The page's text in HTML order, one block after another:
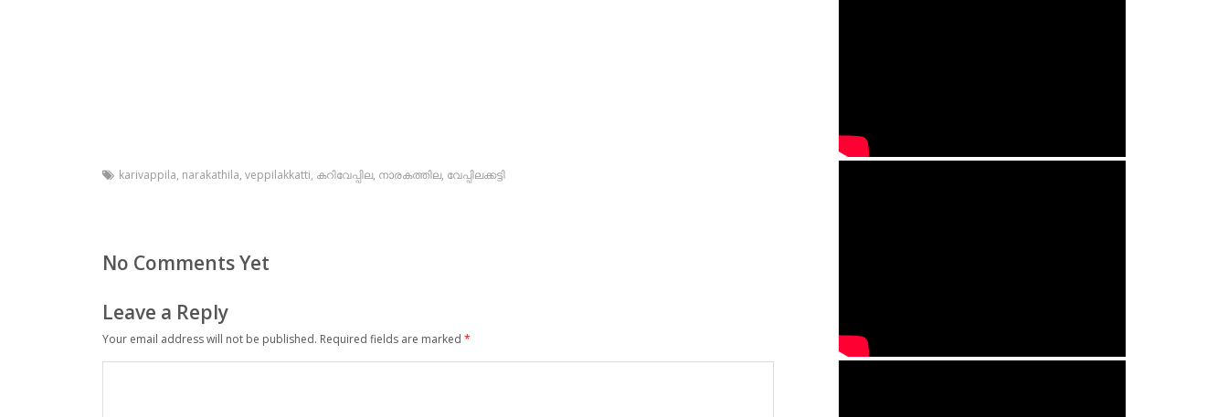
karivappila, narakathila, veppilakkatti, കറിവേപ്പില, നാരകത്തില, വേപ്പിലക്കട്ടി
No Comments Yet
Leave a Reply
Your email address will not be published. Required fields are marked *